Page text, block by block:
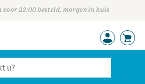
voor 23:00 besteld, morgen in huis